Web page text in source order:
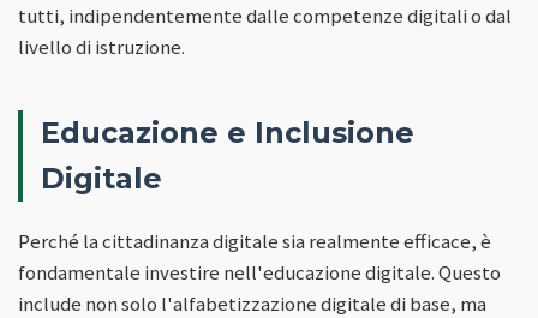
tutti, indipendentemente dalle competenze digitali o dal
livello di istruzione.
Educazione e Inclusione
Digitale
Perché la cittadinanza digitale sia realmente efficace, è
fondamentale investire nell'educazione digitale. Questo
include non solo l'alfabetizzazione digitale di base, ma